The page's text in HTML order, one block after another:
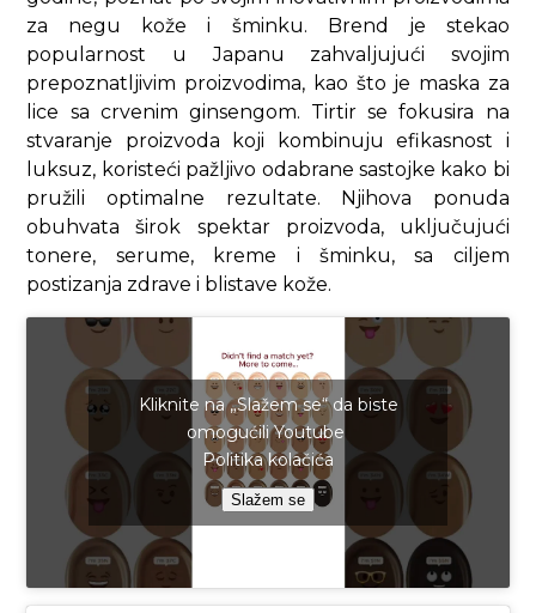
za negu kože i šminku. Brend je stekao
popularnost u Japanu zahvaljujući svojim
prepoznatljivim proizvodima, kao što je maska za
lice sa crvenim ginsengom. Tirtir se fokusira na
stvaranje proizvoda koji kombinuju efikasnost i
luksuz, koristeći pažljivo odabrane sastojke kako bi
pružili optimalne rezultate. Njihova ponuda
obuhvata širok spektar proizvoda, uključujući
tonere, serume, kreme i šminku, sa ciljem
postizanja zdrave i blistave kože.
Kliknite na „Slažem se“ da biste
omogućili Youtube
Politika kolačića
Slažem se